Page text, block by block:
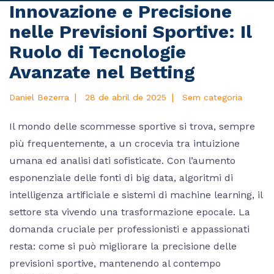
Innovazione e Precisione
nelle Previsioni Sportive: Il
Ruolo di Tecnologie
Avanzate nel Betting
Daniel Bezerra | 28 de abril de 2025 | Sem categoria
Il mondo delle scommesse sportive si trova, sempre
più frequentemente, a un crocevia tra intuizione
umana ed analisi dati sofisticate. Con l’aumento
esponenziale delle fonti di big data, algoritmi di
intelligenza artificiale e sistemi di machine learning, il
settore sta vivendo una trasformazione epocale. La
domanda cruciale per professionisti e appassionati
resta: come si può migliorare la precisione delle
previsioni sportive, mantenendo al contempo